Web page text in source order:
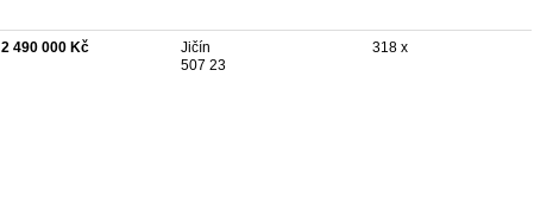
2 490 000 Kč
Jičín
507 23
318 x